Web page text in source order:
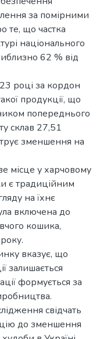
за помірними
те, що частка
національного
62 % від
році за кордон
продукції, що
попереднього
склав 27,51
зменшення на
місце у харчовому
є традиційним
на їхнє
включена до
кошика,
вказує, що
залишається
формується за
свідчать
до зменшення